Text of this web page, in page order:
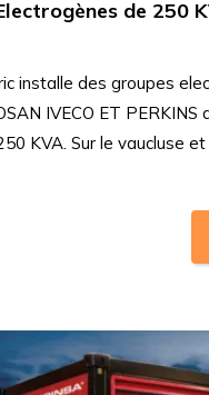
de 250
installe des groupes
IVECO ET PERKINS
KVA. Sur le vaucluse